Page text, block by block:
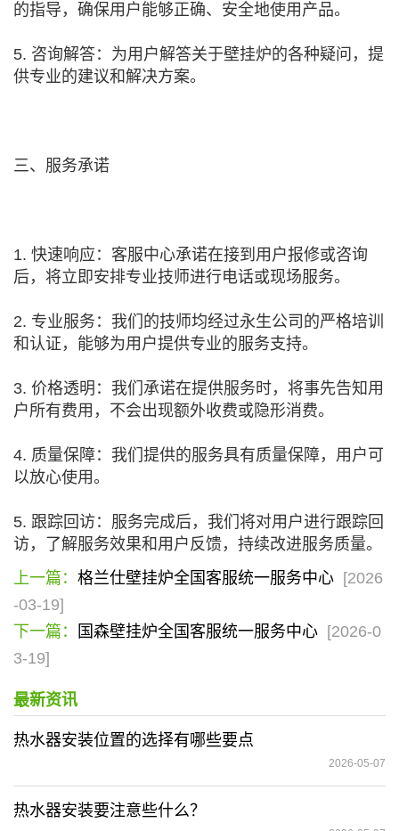
的指导，确保用户能够正确、安全地使用产品。
5. 咨询解答：为用户解答关于壁挂炉的各种疑问，提
供专业的建议和解决方案。
三、服务承诺
1. 快速响应：客服中心承诺在接到用户报修或咨询
后，将立即安排专业技师进行电话或现场服务。
2. 专业服务：我们的技师均经过永生公司的严格培训
和认证，能够为用户提供专业的服务支持。
3. 价格透明：我们承诺在提供服务时，将事先告知用
户所有费用，不会出现额外收费或隐形消费。
4. 质量保障：我们提供的服务具有质量保障，用户可
以放心使用。
5. 跟踪回访：服务完成后，我们将对用户进行跟踪回
访，了解服务效果和用户反馈，持续改进服务质量。
上一篇： 格兰仕壁挂炉全国客服统一服务中心
[2026
-03-19]
下一篇：
国森壁挂炉全国客服统一服务中心
[2026-0
3-19]
最新资讯
热水器安装位置的选择有哪些要点
2026-05-07
热水器安装要注意些什么？